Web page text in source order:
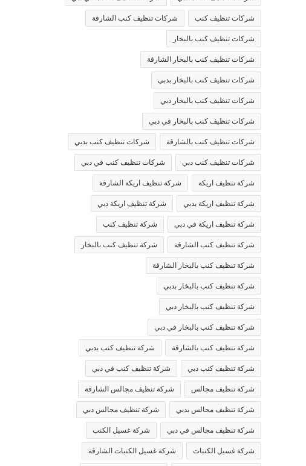
شركات تنظيف كنب شركات تنظيف كنب الشارقة
شركات تنظيف كنب بالبخار
شركات تنظيف كنب بالبخار الشارقة
شركات تنظيف كنب بالبخار بدبي
شركات تنظيف كنب بالبخار دبي
شركات تنظيف كنب بالبخار في دبي
شركات تنظيف كنب بالشارقة شركات تنظيف كنب بدبي
شركات تنظيف كنب دبي شركات تنظيف كنب في دبي
شركة تنظيف اريكة شركة تنظيف اريكة الشارقة
شركة تنظيف اريكة بدبي شركة تنظيف اريكة دبي
شركة تنظيف اريكة في دبي شركة تنظيف كنب
شركة تنظيف كنب الشارقة شركة تنظيف كنب بالبخار
شركة تنظيف كنب بالبخار الشارقة
شركة تنظيف كنب بالبخار بدبي
شركة تنظيف كنب بالبخار دبي
شركة تنظيف كنب بالبخار في دبي
شركة تنظيف كنب بالشارقة شركة تنظيف كنب بدبي
شركة تنظيف كنب دبي شركة تنظيف كنب في دبي
شركة تنظيف مجالس شركة تنظيف مجالس الشارقة
شركة تنظيف مجالس بدبي شركة تنظيف مجالس دبي
شركة تنظيف مجالس في دبي شركة غسيل الكنب
شركة غسيل الكنبات شركة غسيل الكنبات الشارقة